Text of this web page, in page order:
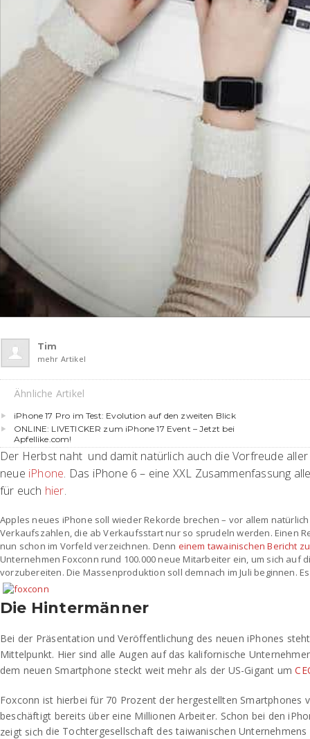
Tim
mehr Artikel
Ähnliche Artikel
iPhone 17 Pro im Test: Evolution auf den zweiten Blick
ONLINE: LIVETICKER zum iPhone 17 Event – Jetzt bei
Apfellike.com!
Der Herbst naht und damit natürlich auch die Vorfreude
neue iPhone. Das iPhone 6 – eine XXL Zusammenfassung
für euch hier.
Apples neues iPhone soll wieder Rekorde brechen – vor allem
Verkaufszahlen, die ab Verkaufsstart nur so sprudeln werden. Einen
nun schon im Vorfeld verzeichnen. Denn einem tawainischen Bericht
Unternehmen Foxconn rund 100.000 neue Mitarbeiter ein, um sich auf
vorzubereiten. Die Massenproduktion soll demnach im Juli beginnen.
Die Hintermänner
Bei der Präsentation und Veröffentlichung des neuen iPhones
Mittelpunkt. Hier sind alle Augen auf das kalifornische
dem neuen Smartphone steckt weit mehr als der US-Gigant um
Foxconn ist hierbei für 70 Prozent der hergestellten Smartphones
beschäftigt bereits über eine Millionen Arbeiter. Schon bei den
zeigt sich die Tochtergesellschaft des taiwanischen